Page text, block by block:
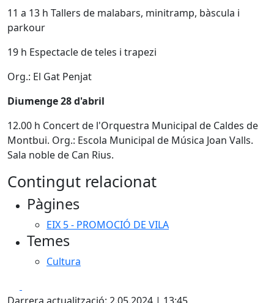
11 a 13 h Tallers de malabars, minitramp, bàscula i
parkour
19 h Espectacle de teles i trapezi
Org.: El Gat Penjat
Diumenge 28 d'abril
12.00 h Concert de l'Orquestra Municipal de Caldes de
Montbui. Org.: Escola Municipal de Música Joan Valls.
Sala noble de Can Rius.
Contingut relacionat
Pàgines
EIX 5 - PROMOCIÓ DE VILA
Temes
Cultura